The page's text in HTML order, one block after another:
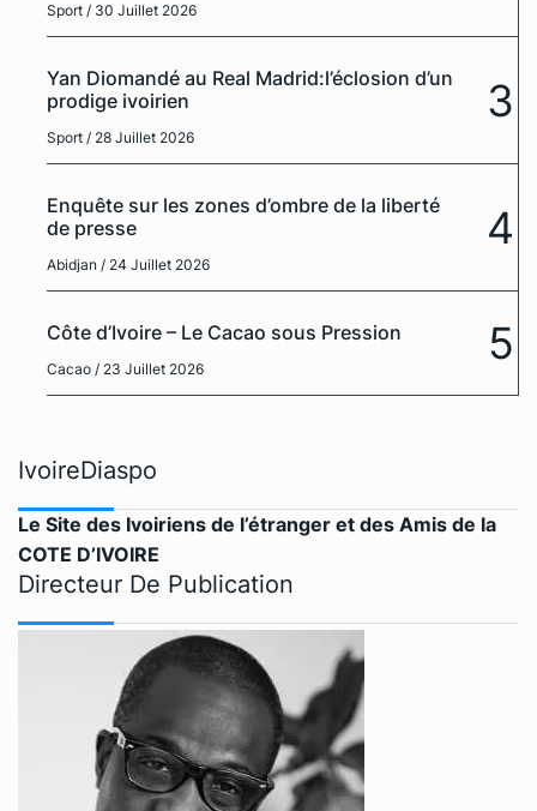
Sport / 30 Juillet 2026
Yan Diomandé au Real Madrid:l’éclosion d’un
prodige ivoirien
Sport / 28 Juillet 2026
3
Enquête sur les zones d’ombre de la liberté
de presse
Abidjan / 24 Juillet 2026
4
Côte d’Ivoire – Le Cacao sous Pression
Cacao / 23 Juillet 2026 5
IvoireDiaspo
Le Site des Ivoiriens de l’étranger et des Amis de la
COTE D’IVOIRE
Directeur De Publication